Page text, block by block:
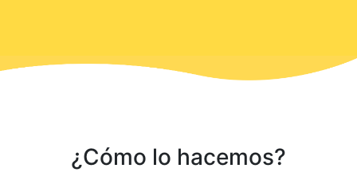
¿Cómo lo hacemos?